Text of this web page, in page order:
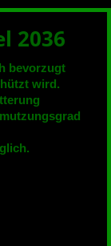
2036
bevorzugt
wird.